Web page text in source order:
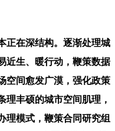
在深结构。逐渐处理城
近生、暖行动，鞭策数据
空间愈发广漠，强化政策
理丰硕的城市空间肌理，
理模式，鞭策合同研究组